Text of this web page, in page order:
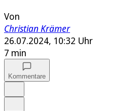
Von
Christian Krämer
26.07.2024, 10:32 Uhr
7 min
Kommentare